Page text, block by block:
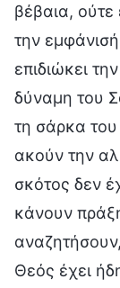
βέβαια,
την
επιδιώκει
δύναμη του
τη σάρκα
ακούν την
σκότος δεν
κάνουν
Θεός έχει